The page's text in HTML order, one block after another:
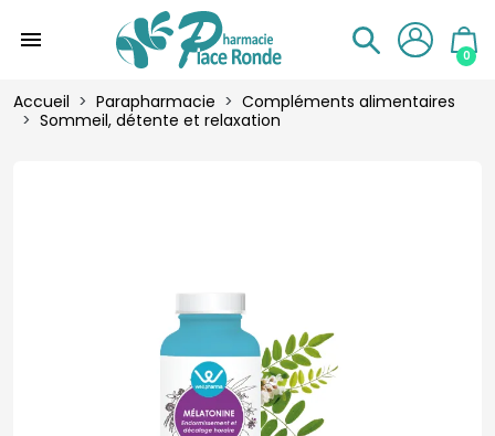
menu
0
Accueil Parapharmacie
Compléments alimentaires
Sommeil, détente et relaxation